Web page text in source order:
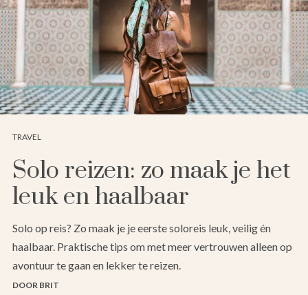
TRAVEL
Solo reizen: zo maak je het
leuk en haalbaar
Solo op reis? Zo maak je je eerste soloreis leuk, veilig én
haalbaar. Praktische tips om met meer vertrouwen alleen op
avontuur te gaan en lekker te reizen.
DOOR BRIT